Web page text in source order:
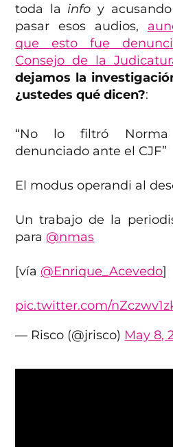
toda la info y
pasar esos audios,
que esto fue
Consejo de la
dejamos la
¿ustedes qué dicen?:
“No lo filtró
denunciado ante el CJF”
El modus operandi al
Un trabajo de la
para @nmas
[vía @Enrique_Acevedo]
pic.twitter.com/
— Risco (@jrisco) May 8,